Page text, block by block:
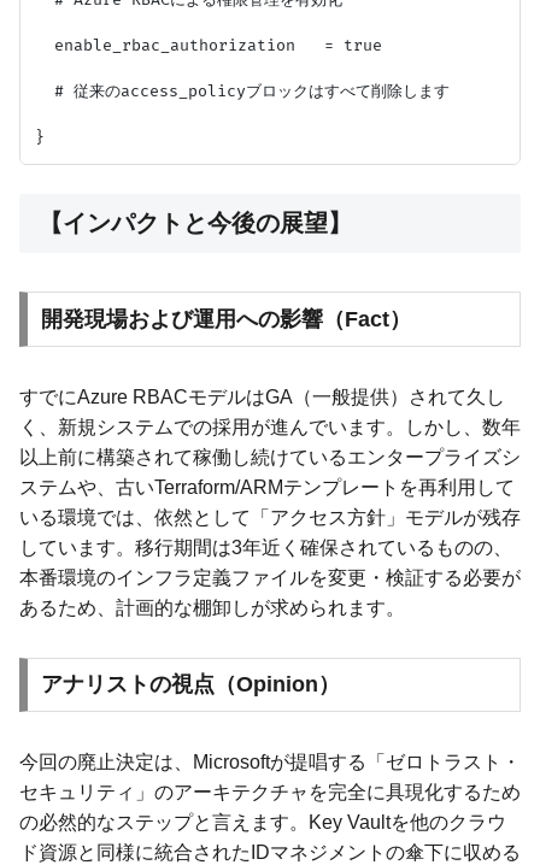
  enable_rbac_authorization   = true
  # 従来のaccess_policyブロックはすべて削除します
【インパクトと今後の展望】
開発現場および運用への影響（Fact）
すでにAzure RBACモデルはGA（一般提供）されて久し
く、新規システムでの採用が進んでいます。しかし、数年
以上前に構築されて稼働し続けているエンタープライズシ
ステムや、古いTerraform/ARMテンプレートを再利用して
いる環境では、依然として「アクセス方針」モデルが残存
しています。移行期間は3年近く確保されているものの、
本番環境のインフラ定義ファイルを変更・検証する必要が
あるため、計画的な棚卸しが求められます。
アナリストの視点（Opinion）
今回の廃止決定は、Microsoftが提唱する「ゼロトラスト・
セキュリティ」のアーキテクチャを完全に具現化するため
の必然的なステップと言えます。Key Vaultを他のクラウ
ド資源と同様に統合されたIDマネジメントの傘下に収める